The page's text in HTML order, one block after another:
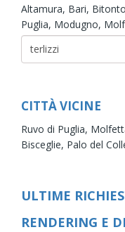
Altamura, Bari,
Puglia, Modugno,
CITTÀ VICINE
Ruvo di Puglia,
Bisceglie, Palo del
ULTIME
RENDERING E